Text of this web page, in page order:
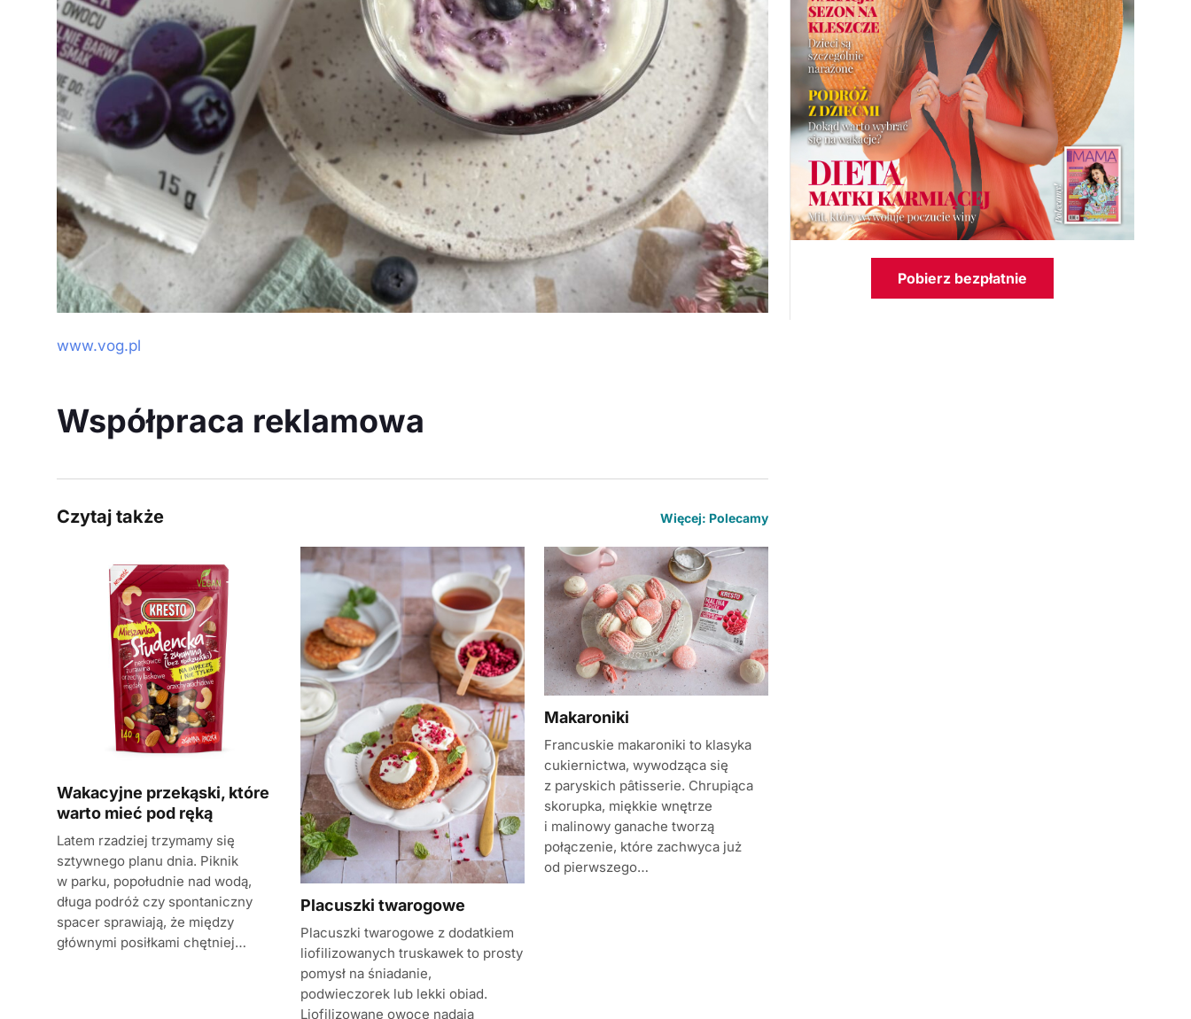
www.vog.pl
Współpraca reklamowa
Czytaj także Więcej: Polecamy
Wakacyjne przekąski, które
warto mieć pod ręką
Latem rzadziej trzymamy się
sztywnego planu dnia. Piknik
w parku, popołudnie nad wodą,
długa podróż czy spontaniczny
spacer sprawiają, że między
głównymi posiłkami chętniej…
Placuszki twarogowe
Placuszki twarogowe z dodatkiem
liofilizowanych truskawek to prosty
pomysł na śniadanie,
podwieczorek lub lekki obiad.
Liofilizowane owoce nadają
Makaroniki
Francuskie makaroniki to klasyka
cukiernictwa, wywodząca się
z paryskich pâtisserie. Chrupiąca
skorupka, miękkie wnętrze
i malinowy ganache tworzą
połączenie, które zachwyca już
od pierwszego…
Pobierz bezpłatnie